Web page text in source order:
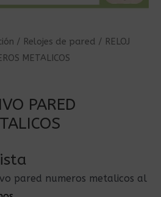
/ Relojes de pared / RELOJ
METALICOS
PARED
pared numeros metalicos al